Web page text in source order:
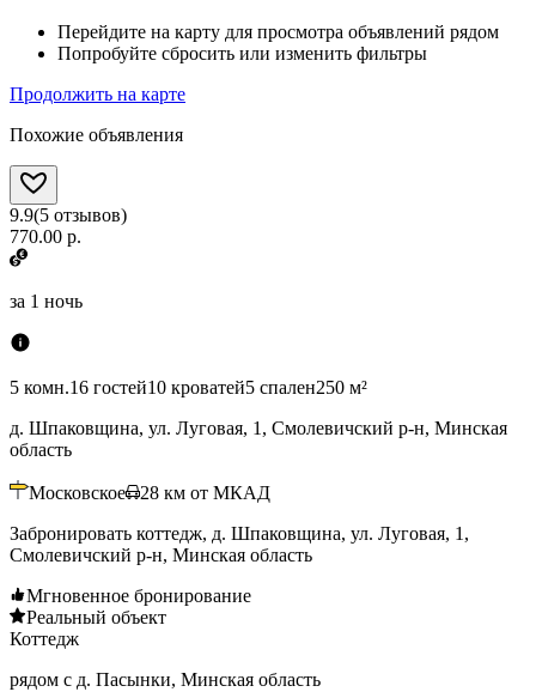
Перейдите на карту для просмотра объявлений рядом
Попробуйте сбросить или изменить фильтры
Продолжить на карте
Похожие объявления
9.9(5 отзывов)
770.00 р.
за 1 ночь
5 комн.16 гостей10 кроватей5 спален250 м²
д. Шпаковщина, ул. Луговая, 1, Смолевичский р-н, Минская
область
Московское 28 км от МКАД
Забронировать коттедж, д. Шпаковщина, ул. Луговая, 1,
Смолевичский р-н, Минская область
Мгновенное бронирование
Реальный объект
Коттедж
рядом с д. Пасынки, Минская область